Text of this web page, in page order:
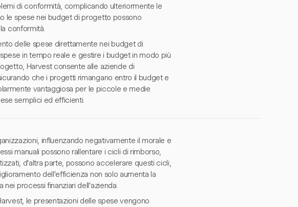
di conformità, complicando ulteriormente le
le spese nei budget di progetto possono
conformità.
delle spese direttamente nei budget di
in tempo reale e gestire i budget in modo più
Harvest consente alle aziende di
che i progetti rimangano entro il budget e
vantaggiosa per le piccole e medie
semplici ed efficienti.
influenzando negativamente il morale e
manuali possono rallentare i cicli di rimborso,
d'altra parte, possono accelerare questi cicli,
dell'efficienza non solo aumenta la
processi finanziari dell'azienda.
le presentazioni delle spese vengono